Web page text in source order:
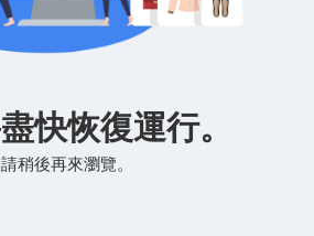
快恢復運行。
請稍後再來瀏覽。